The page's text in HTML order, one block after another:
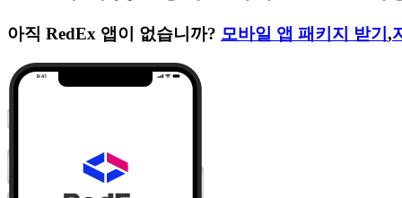
아직 RedEx 앱이 없습니까? 모바일 앱 패키지 받기 ,